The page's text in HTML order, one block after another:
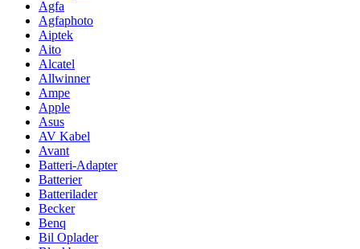
Agfa
Agfaphoto
Aiptek
Aito
Alcatel
Allwinner
Ampe
Apple
Asus
AV Kabel
Avant
Batteri-Adapter
Batterier
Batterilader
Becker
Benq
Bil Oplader